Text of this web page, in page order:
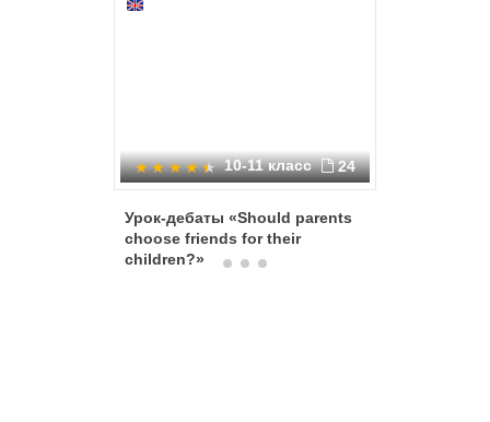
10-11 класс 24
Урок-дебаты «Should parents
choose friends for their
children?»